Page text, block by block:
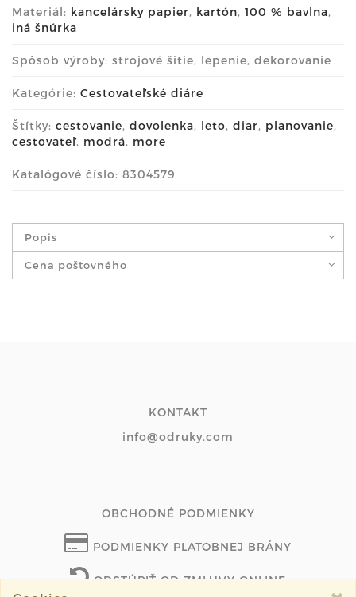
Materiál: kancelársky papier, kartón, 100 % bavlna,
iná šnúrka
Spôsob výroby: strojové šitie, lepenie, dekorovanie
Kategórie: Cestovateľské diáre
Štítky: cestovanie, dovolenka, leto, diar, planovanie,
cestovateľ, modrá, more
Katalógové číslo: 8304579
Popis
Cena poštovného
KONTAKT
info@odruky.com
OBCHODNÉ PODMIENKY
PODMIENKY PLATOBNEJ BRÁNY
ODSTÚPIŤ OD ZMLUVY ONLINE